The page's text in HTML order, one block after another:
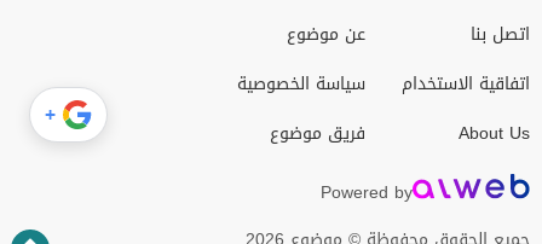
اتصل بنا
اتفاقية الاستخدام
About Us
عن موضوع
سياسة الخصوصية
فريق موضوع
Powered by
+